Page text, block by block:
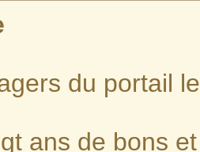
du portail
ans de bons